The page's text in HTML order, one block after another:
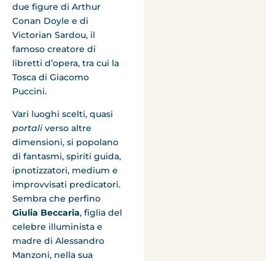
due figure di Arthur
Conan Doyle e di
Victorian Sardou, il
famoso creatore di
libretti d’opera, tra cui la
Tosca di Giacomo
Puccini.
Vari luoghi scelti, quasi
portali verso altre
dimensioni, si popolano
di fantasmi, spiriti guida,
ipnotizzatori, medium e
improvvisati predicatori.
Sembra che perfino
Giulia Beccaria, figlia del
celebre illuminista e
madre di Alessandro
Manzoni, nella sua